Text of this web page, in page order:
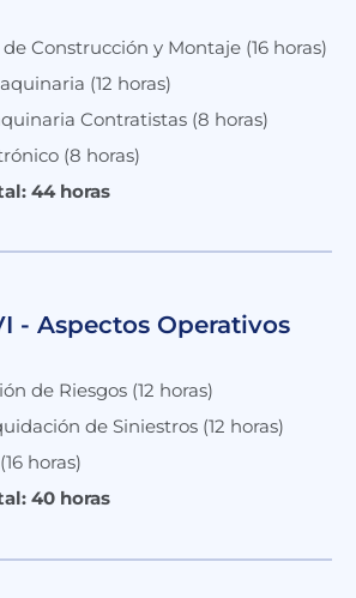
Construcción y Montaje (16 horas)
(12 horas)
Contratistas (8 horas)
(8 horas)
44 horas
- Aspectos Operativos
de Riesgos (12 horas)
de Siniestros (12 horas)
horas)
40 horas